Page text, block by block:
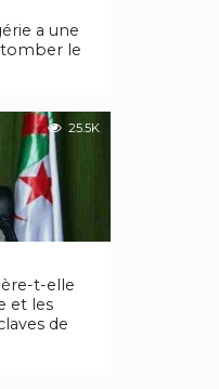
a une
tomber le
25.5K
t-elle
et les
de